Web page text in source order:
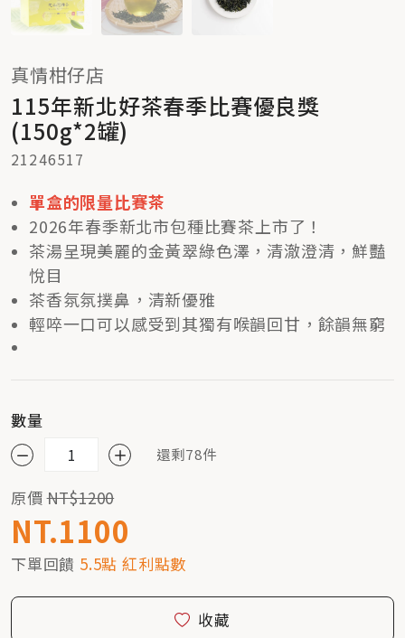
真情柑仔店
115年新北好茶春季比賽優良獎
(150g*2罐)
21246517
單盒的限量比賽茶
2026年春季新北市包種比賽茶上市了！
茶湯呈現美麗的金黃翠綠色澤，清澈澄清，鮮豔
悅目
茶香氛氛撲鼻，清新優雅
輕啐一口可以感受到其獨有喉韻回甘，餘韻無窮
數量
還剩78件
原價NT$1200
NT.1100
下單回饋 5.5點 紅利點數
收藏